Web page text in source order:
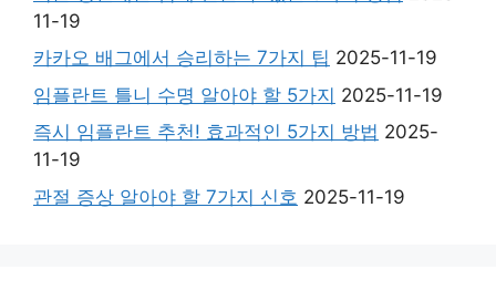
11-19
카카오 배그에서 승리하는 7가지 팁 2025-11-19
임플란트 틀니 수명 알아야 할 5가지 2025-11-19
즉시 임플란트 추천! 효과적인 5가지 방법 2025-
11-19
관절 증상 알아야 할 7가지 신호 2025-11-19